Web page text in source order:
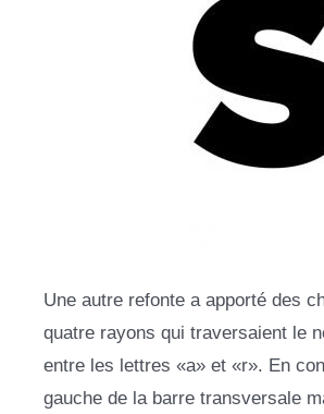
Une autre refonte a apporté des
quatre rayons qui traversaient le
entre les lettres «a» et «r». En
gauche de la barre transversale